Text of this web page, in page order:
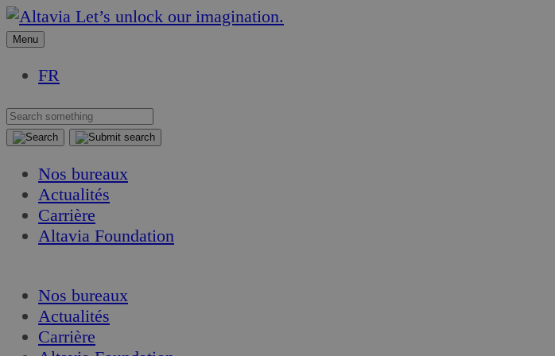
Aller
au
Aller
au
Let’s unlock our imagination.
Menu
FR
Nos bureaux
Actualités
Carrière
Altavia Foundation
Nos bureaux
Actualités
Carrière